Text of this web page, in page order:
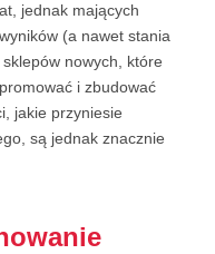
jednak mających
(a nawet stania
nowych, które
i zbudować
jakie przyniesie
są jednak znacznie